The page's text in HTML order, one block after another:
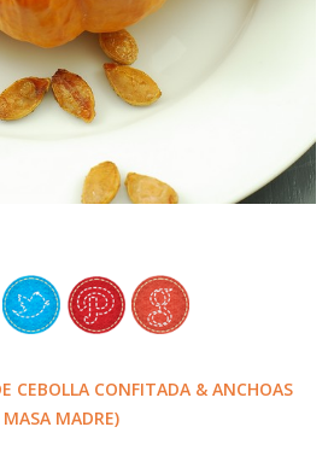
CEBOLLA CONFITADA & ANCHOAS
MADRE)